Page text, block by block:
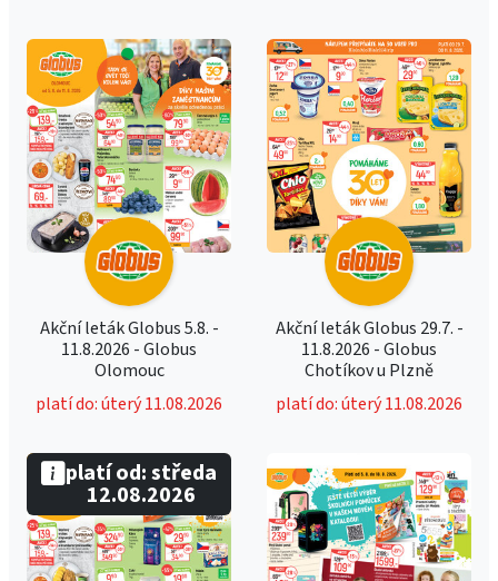
Akční leták Globus 5.8. -
11.8.2026 - Globus
Olomouc
platí do: úterý 11.08.2026
Akční leták Globus 29.7. -
11.8.2026 - Globus
Chotíkov u Plzně
platí do: úterý 11.08.2026
platí od: středa
12.08.2026